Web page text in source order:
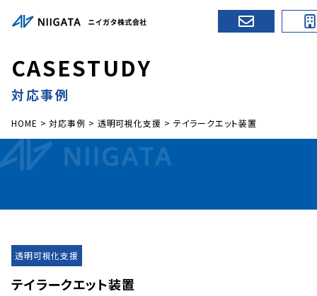
CASESTUDY
対応事例
HOME >対応事例 > 透明可視化支援 > テイラークエット装置
透明可視化支援
テイラークエット装置